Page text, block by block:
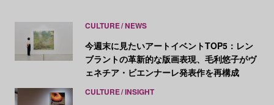
CULTURE NEWS
今週末に見たいアートイベントTOP5：レン
ブラントの革新的な版画表現、毛利悠子がヴ
ェネチア・ビエンナーレ発表作を再構成
CULTURE INSIGHT